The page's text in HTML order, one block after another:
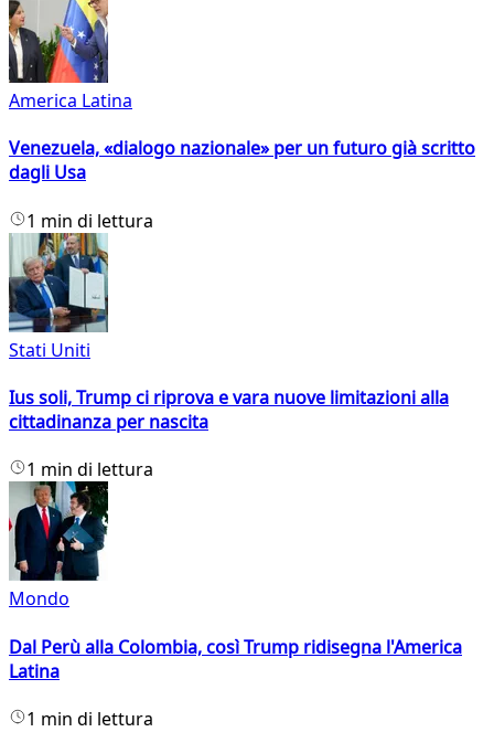
America Latina
Venezuela, «dialogo nazionale» per un futuro già scritto
dagli Usa
1 min di lettura
Stati Uniti
Ius soli, Trump ci riprova e vara nuove limitazioni alla
cittadinanza per nascita
1 min di lettura
Mondo
Dal Perù alla Colombia, così Trump ridisegna l'America
Latina
1 min di lettura